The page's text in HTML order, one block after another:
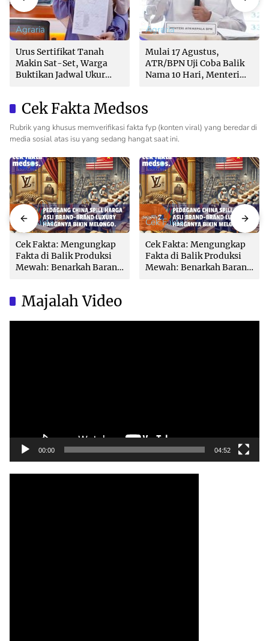
Agraria
Urus Sertifikat Tanah
Makin Sat-Set, Warga
Buktikan Jadwal Ukur
Agraria
Mulai 17 Agustus,
ATR/BPN Uji Coba Balik
Nama 10 Hari, Menteri
Cek Fakta Medsos
Rubrik yang khusus memverifikasi fakta fyp (konten viral) yang beredar di
media sosial atas isu yang sedang hangat saat ini.
Cek Fakta
Cek Fakta: Mengungkap
Fakta di Balik Produksi
Mewah: Benarkah Barang
Cek Fakta
Cek Fakta: Mengungkap
Fakta di Balik Produksi
Mewah: Benarkah Barang
Majalah Video
00:00 04:52